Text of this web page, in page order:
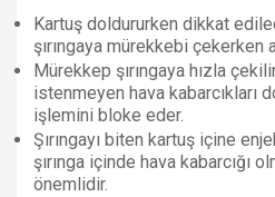
Kartuş doldururken dikkat
şırıngaya mürekkebi çekerken
Mürekkep şırıngaya hızla
istenmeyen hava kabarcıkları
işlemini bloke eder.
Şırıngayı biten kartuş içine
şırınga içinde hava kabarcığı
önemlidir.